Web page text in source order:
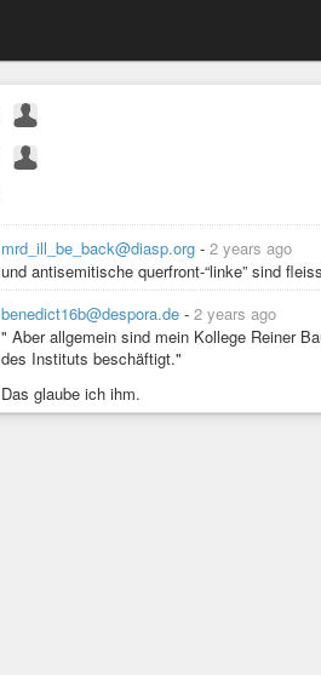
mrd_ill_be_back@diasp.org - 2 years ago
und antisemitische querfront-“linke” sind
benedict16b@despora.de - 2 years ago
" Aber allgemein sind mein Kollege Reiner
des Instituts beschäftigt."
Das glaube ich ihm.